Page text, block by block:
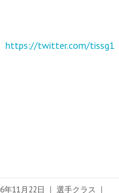
https://twitter.com/tissg1
年11月22日 | 選手クラス |